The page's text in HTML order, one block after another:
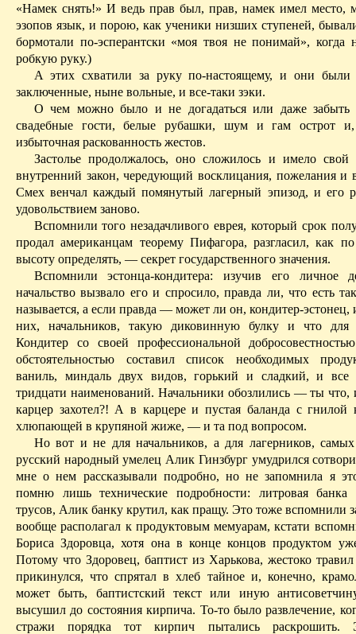
«Намек снять!» И ведь прав был, прав, намек имел место,
эзопов язык, и порою, как ученики низших ступеней,
бормотали по‑эсперантски «моя твоя не понимай», когда
робкую руку.)
А этих схватили за руку по‑настоящему, и они
заключенные, ныне вольные, и все‑таки зэки.
О чем можно было и не догадаться или даже забыть
свадебные гости, белые рубашки, шум и гам острот
избыточная раскованность жестов.
Застолье продолжалось, оно сложилось и имело
внутренний закон, чередующий восклицания, пожелания и
Смех венчал каждый помянутый лагерный эпизод, и его
удовольствием заново.
Вспомнили того незадачливого еврея, который срок
продал американцам теорему Пифагора, разгласил, как
высоту определять, — секрет государственного значения.
Вспомнили эстонца‑кондитера: изучив его личное
начальство вызвало его и спросило, правда ли, что есть
называется, а если правда — может ли он, кондитер‑эстонец,
них, начальников, такую диковинную булку и что для
Кондитер со своей профессиональной
обстоятельностью составил список необходимых
ваниль, миндаль двух видов, горький и сладкий, и все
тридцати наименований. Начальники обозлились — ты что,
карцер захотел?! А в карцере и пустая баланда с гнилой
хлюпающей в крупяной жиже, — и та под вопросом.
Но вот и не для начальников, а для лагерников,
русский народный умелец Алик Гинзбург умудрился
мне о нем рассказывали подробно, но не запомнила я
помню лишь технические подробности: литровая
трусов, Алик банку крутил, как пращу. Это тоже вспомнили
вообще располагал к продуктовым мемуарам,кстати
Бориса Здоровца, хотя она в конце концов продуктом
Потому что Здоровец, баптист из Харькова, жестоко травил
прикинулся, что спрятал в хлеб тайное и, конечно,
может быть, баптист­ский текст или иную
высушил до состояния кирпича. То‑то было развлечение,
стражи порядка тот кирпич пытались раскрошить.